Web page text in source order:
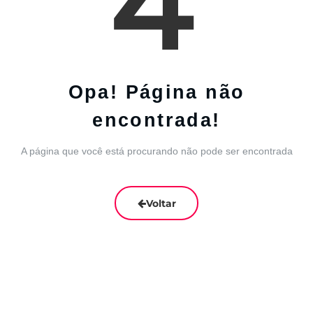
Opa! Página não
encontrada!
A página que você está procurando não pode ser encontrada
Voltar